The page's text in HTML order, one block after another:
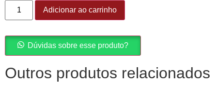
Adicionar ao carrinho
Dúvidas sobre esse produto?
Outros produtos relacionados